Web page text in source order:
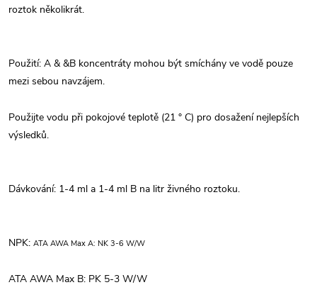
roztok několikrát.
Použití: A & &B koncentráty mohou být smíchány ve vodě pouze
mezi sebou navzájem.
Použijte vodu při pokojové teplotě (21 ° C) pro dosažení nejlepších
výsledků.
Dávkování: 1-4 ml a 1-4 ml B na litr živného roztoku.
NPK: ATA AWA Max A: NK 3-6 W/W
ATA AWA Max B: PK 5-3 W/W